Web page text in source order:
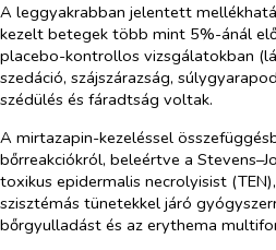
A leggyakrabban jelentett
kezelt betegek több mint 5%-ánál
placebo-kontrollos vizsgálatokban
szedáció, szájszárazság,
szédülés és fáradtság voltak.
A mirtazapin-kezeléssel
bőrreakciókról, beleértve a
toxikus epidermalis necrolyisist
szisztémás tünetekkel járó
bőrgyulladást és az erythema